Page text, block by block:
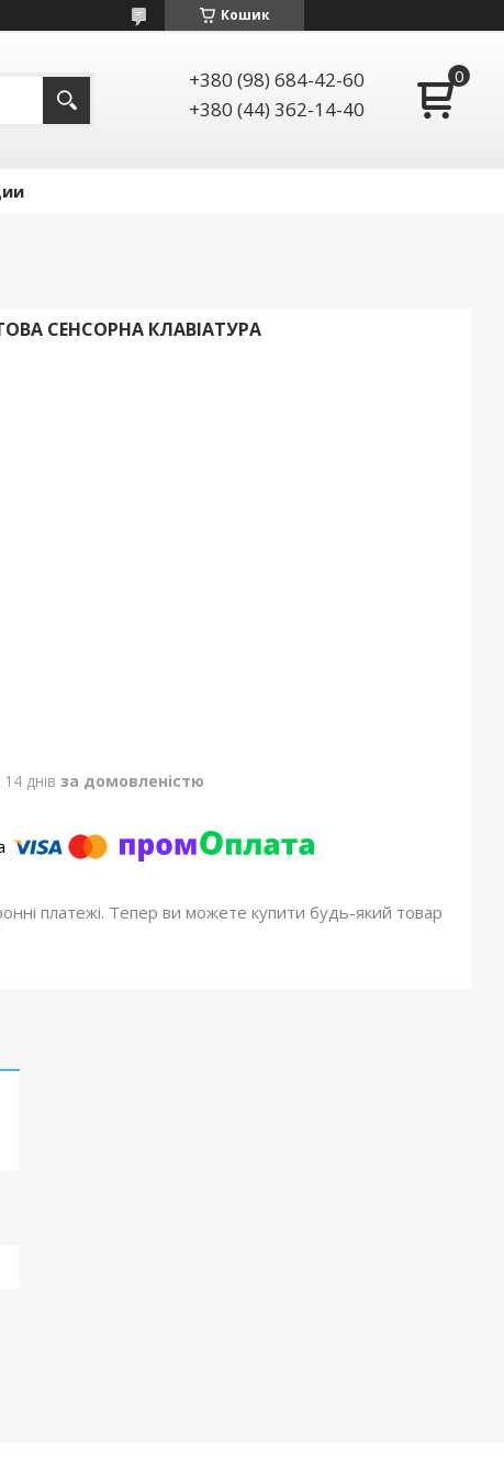
Кошик
+380 (98) 684-42-60
+380 (44) 362-14-40
СЕНСОРНА КЛАВІАТУРА
днів за домовленістю
платежі. Тепер ви можете купити будь-який товар